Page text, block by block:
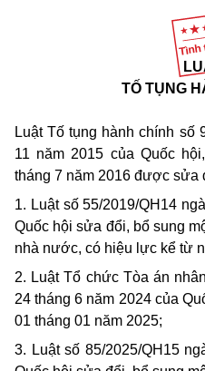
TỐ TỤNG
Luật Tố tụng hành chính số
11 năm 2015 của Quốc
tháng 7 năm 2016 được sửa
1. Luật số 55/2019/QH14
Quốc hội sửa đổi, bổ sung
nhà nước, có hiệu lực kể từ
2. Luật Tổ chức Tòa án
24 tháng 6 năm 2024 của
01 tháng 01 năm 2025;
3. Luật số 85/2025/QH15